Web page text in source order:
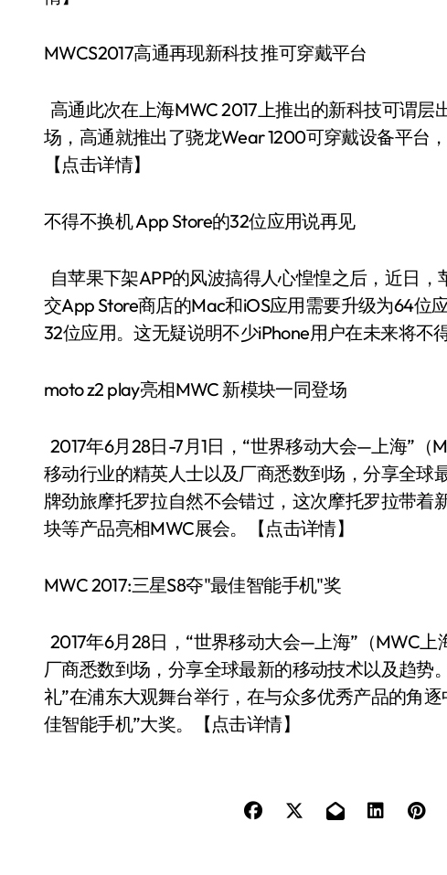
MWCS2017高通再现新科技 推可穿戴平台
高通此次在上海MWC 2017上推出的新科技可谓
场，高通就推出了骁龙Wear 1200可穿戴设备平台
【点击详情】
不得不换机 App Store的32位应用说再见
自苹果下架APP的风波搞得人心惶惶之后，近日
交App Store商店的Mac和iOS应用需要升级为64位
32位应用。这无疑说明不少iPhone用户在未来将不
moto z2 play亮相MWC 新模块一同登场
2017年6月28日-7月1日，“世界移动大会—上海”
移动行业的精英人士以及厂商悉数到场，分享全球
牌劲旅摩托罗拉自然不会错过，这次摩托罗拉带着
块等产品亮相MWC展会。【点击详情】
MWC 2017:三星S8夺"最佳智能手机"奖
2017年6月28日，“世界移动大会—上海”（MWC
厂商悉数到场，分享全球最新的移动技术以及趋势
礼”在浦东大观舞台举行，在与众多优秀产品的角
佳智能手机”大奖。【点击详情】